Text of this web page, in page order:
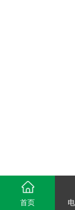
首页